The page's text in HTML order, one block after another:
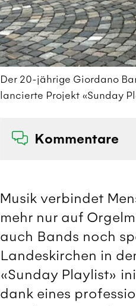
Der 20-jährige Giordano
lancierte Projekt «Sunday
Kommentare
Musik verbindet
mehr nur auf
auch Bands noch
Landeskirchen in
«Sunday Playlist»
dank eines